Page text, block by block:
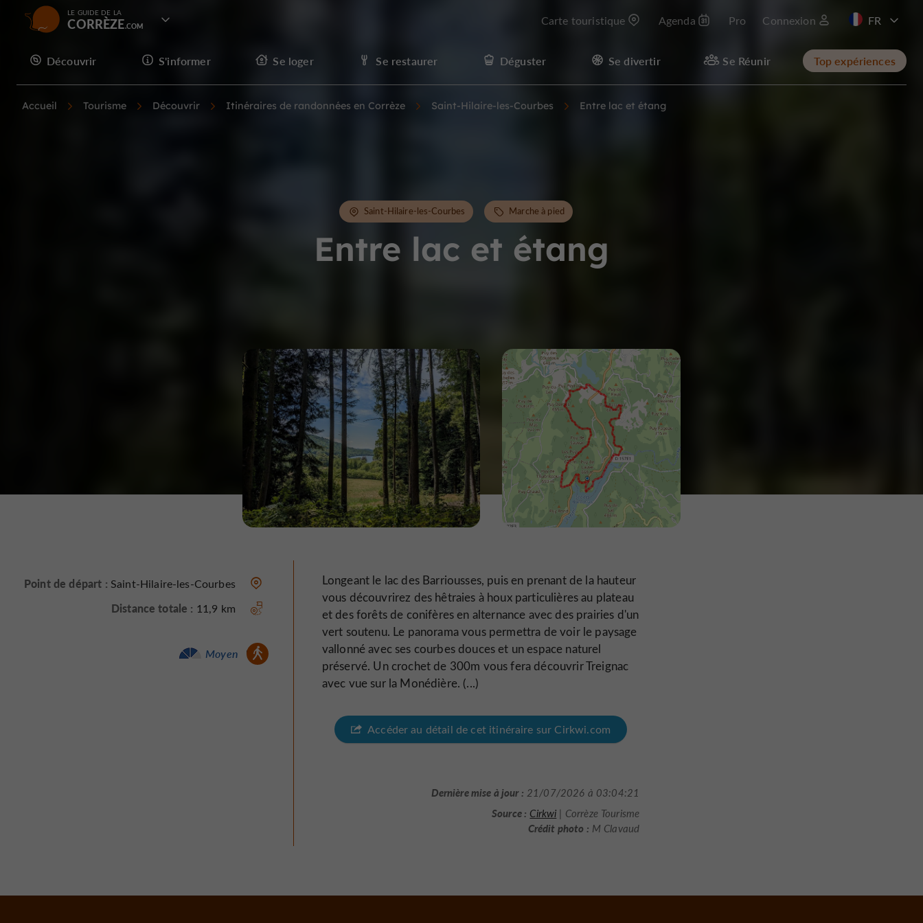
LE GUIDE DE LA
CORRÈZE Carte touristique Agenda Pro Connexion
EN
Découvrir S'informer Se loger Se restaurer Déguster Se divertir Se Réunir Top expériences
Accueil Tourisme Découvrir Itinéraires de randonnées en Corrèze Saint-Hilaire-les-Courbes Entre lac et étang
Entre lac et étang
Saint-Hilaire-les-Courbes Marche à pied
Point de départ : Saint-Hilaire-les-Courbes
Distance totale : 11,9 km
Marche à pied :
Moyen
Longeant le lac des Barriousses, puis en prenant de la hauteur
vous découvrirez des hêtraies à houx particulières au plateau
et des forêts de conifères en alternance avec des prairies d'un
vert soutenu. Le panorama vous permettra de voir le paysage
vallonné avec ses courbes douces et un espace naturel
préservé. Un crochet de 300m vous fera découvrir Treignac
avec vue sur la Monédière. (...)
Accéder au détail de cet itinéraire sur Cirkwi.com
Dernière mise à jour : 21/07/2026 à 03:04:21
Source : Cirkwi | Corrèze Tourisme
Crédit photo : M Clavaud